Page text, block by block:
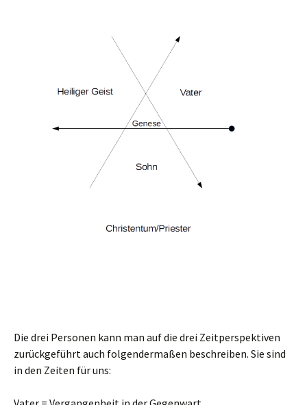
Die drei Personen kann man auf die drei Zeitperspektiven
zurückgeführt auch folgendermaßen beschreiben. Sie sind
in den Zeiten für uns: